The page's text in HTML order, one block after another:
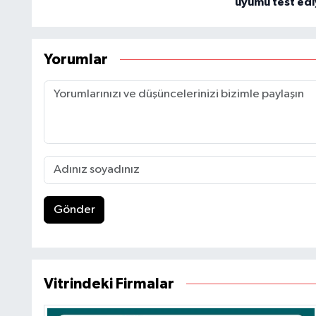
Yorumlar
Gönder
Vitrindeki Firmalar